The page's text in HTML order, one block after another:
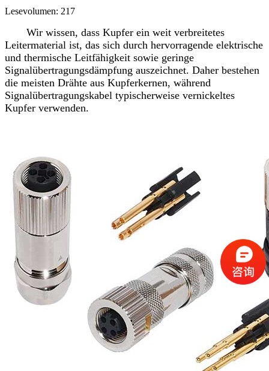
Lesevolumen: 217
Wir wissen, dass Kupfer ein weit verbreitetes
Leitermaterial ist, das sich durch hervorragende elektrische
und thermische Leitfähigkeit sowie geringe
Signalübertragungsdämpfung auszeichnet. Daher bestehen
die meisten Drähte aus Kupferkernen, während
Signalübertragungskabel typischerweise vernickeltes
Kupfer verwenden.